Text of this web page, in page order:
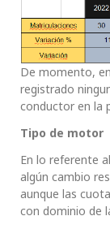
De momento,
registrado
conductor en la
Tipo de motor
En lo referente
algún cambio
aunque las
con dominio de